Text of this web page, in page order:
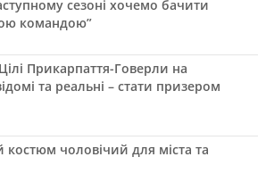
сезоні хочемо бачити
командою”
Прикарпаття-Говерли на
та реальні – стати призером
костюм чоловічий для міста та